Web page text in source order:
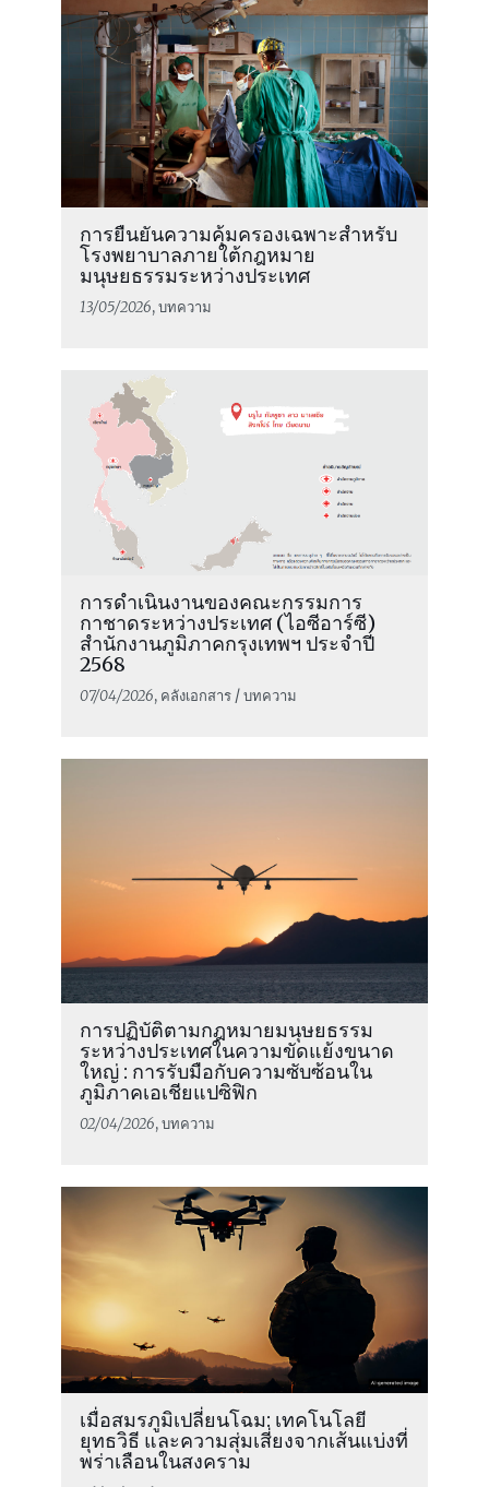
2024-2027
10 หนังที่ทำให้ภาพสงครามเปลี่ยนไป เมื่อคุณ
เข้าใจกฎหมายมนุษยธรรม (IHL)
อ่านต่อ
การยืนยันความคุ้มครองเฉพาะสำหรับ
โรงพยาบาลภายใต้กฎหมาย
มนุษยธรรมระหว่างประเทศ
13/05/2026, บทความ
การดำเนินงานของคณะกรรมการ
กาชาดระหว่างประเทศ (ไอซีอาร์ซี)
สำนักงานภูมิภาคกรุงเทพฯ ประจำปี
2568
07/04/2026, คลังเอกสาร / บทความ
การปฏิบัติตามกฎหมายมนุษยธรรม
ระหว่างประเทศในความขัดแย้งขนาด
ใหญ่ : การรับมือกับความซับซ้อนใน
ภูมิภาคเอเชียแปซิฟิก
02/04/2026, บทความ
เมื่อสมรภูมิเปลี่ยนโฉม: เทคโนโลยี
ยุทธวิธี และความสุ่มเสี่ยงจากเส้นแบ่งที่
พร่าเลือนในสงคราม